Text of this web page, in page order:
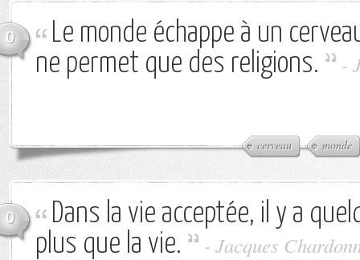
0
Le monde échappe à un
ne permet que des religions.
-
cerveau monde
0
Dans la vie acceptée, il y a
plus que la vie.
- Jacques